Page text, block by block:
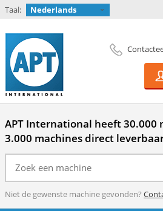
Taal: Nederlands
APT International heeft 30.000
3.000 machines direct
Niet de gewenste machine gevonden?